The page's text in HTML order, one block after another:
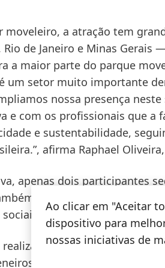
moveleiro, a atração tem
Rio de Janeiro e Minas
a maior parte do parque
um setor muito importante
nossa presença
e com os profissionais que a
e sustentabilidade,
afirma Raphael
apenas dois participantes
pelo público em geral, a
sociais doDuelo de
em julho, na Escola
tem estreia prevista
Ao clicar em "Aceitar
dispositivo para
nossas iniciativas de